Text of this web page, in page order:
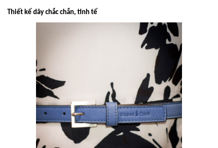
Thiết kế dây chắc chắn, tinh tế